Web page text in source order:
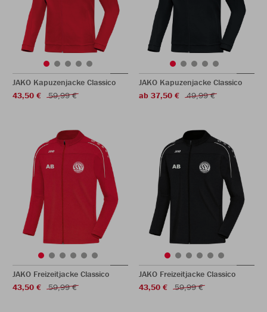
JAKO Kapuzenjacke Classico
43,50 €
59,99 €
JAKO Kapuzenjacke Classico
ab 37,50 €
49,99 €
JAKO Freizeitjacke Classico
43,50 €
59,99 €
JAKO Freizeitjacke Classico
43,50 €
59,99 €